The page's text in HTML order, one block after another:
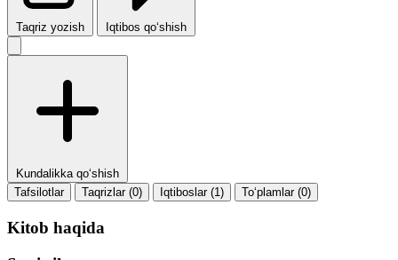
Taqriz yozish Iqtibos qo‘shish
Kundalikka qo‘shish
Tafsilotlar
Taqrizlar (0) Iqtiboslar (1) To‘plamlar (0)
Kitob haqida